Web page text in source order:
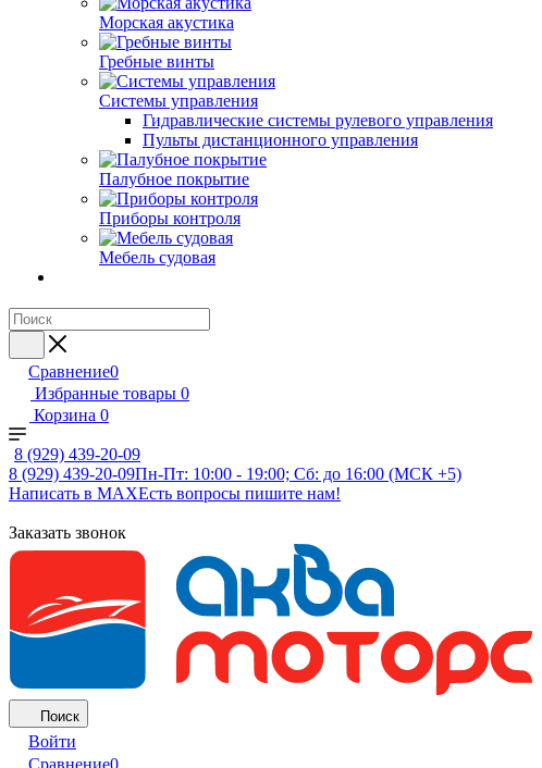
Морская акустика
Гребные винты
Системы управления
Гидравлические системы рулевого управления
Пульты дистанционного управления
Палубное покрытие
Приборы контроля
Мебель судовая
Сравнение0
Избранные товары 0
Корзина 0
8 (929) 439-20-09
8 (929) 439-20-09Пн-Пт: 10:00 - 19:00; Сб: до 16:00 (МСК +5)
Написать в MAXЕсть вопросы пишите нам!
Заказать звонок
Поиск
Войти
Сравнение0